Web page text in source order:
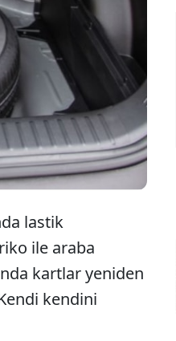
sarmaya devam
sonra sıra şimdi de
geldi. Her
lastik
ile araba
kartlar yeniden
kendini